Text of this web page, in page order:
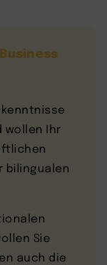
wollen Ihr
bilingualen
Sie
auch die